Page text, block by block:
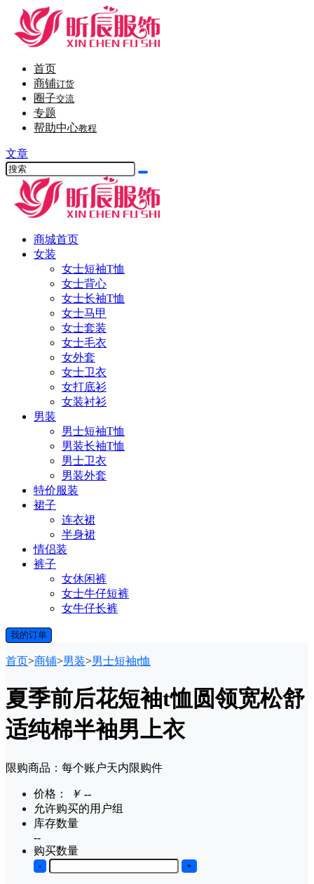
首页
商铺订货
圈子交流
专题
帮助中心教程
文章
商城首页
女装
女士短袖T恤
女士背心
女士长袖T恤
女士马甲
女士套装
女士毛衣
女外套
女士卫衣
女打底衫
女装衬衫
男装
男士短袖T恤
男装长袖T恤
男士卫衣
男装外套
特价服装
裙子
连衣裙
半身裙
情侣装
裤子
女休闲裤
女士牛仔短裤
女牛仔长裤
我的订单
首页>商铺>男装>男士短袖t恤
夏季前后花短袖t恤圆领宽松舒
适纯棉半袖男上衣
限购商品：每个账户天内限购件
价格： ￥ --
允许购买的用户组
库存数量
--
购买数量
- +